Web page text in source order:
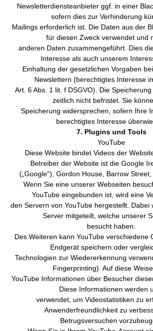
Newsletterdiensteanbieter ggf. in einer
sofern dies zur Verhinderung
Mailings erforderlich ist. Die Daten aus der
für diesen Zweck verwendet und
anderen Daten zusammengeführt. Dies
Interesse als auch unserem
Einhaltung der gesetzlichen Vorgaben
Newslettern (berechtigtes Interesse
Art. 6 Abs. 1 lit. f DSGVO). Die
zeitlich nicht befristet. Sie
Speicherung widersprechen, sofern Ihre
berechtigtes Interesse
7. Plugins und Tools
YouTube
Diese Website bindet Videos der
Betreiber der Website ist die Google
(„Google“), Gordon House, Barrow Street,
Wenn Sie eine unserer Webseiten
YouTube eingebunden ist, wird eine
den Servern von YouTube hergestellt. Dabei
Server mitgeteilt, welche unserer
besucht haben.
Des Weiteren kann YouTube verschiedene
Endgerät speichern oder
Technologien zur Wiedererkennung
Fingerprinting). Auf diese
YouTube Informationen über Besucher
Diese Informationen werden
verwendet, um Videostatistiken zu
Anwenderfreundlichkeit zu
Betrugsversuchen